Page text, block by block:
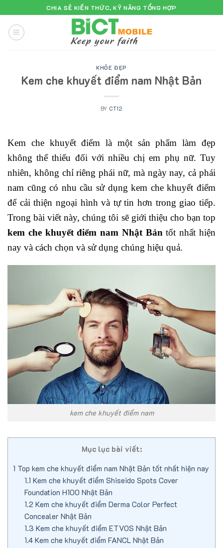
to
content
CHIA SẺ KIẾN THỨC, KỸ NĂNG TỔNG HỢP
KHỎE ĐẸP
Kem che khuyết điểm nam Nhật Bản
BY CT12
Kem che khuyết điểm là một sản phẩm làm đẹp
không thể thiếu đối với nhiều chị em phụ nữ. Tuy
nhiên, không chỉ riêng phái nữ, mà ngày nay, cả phái
nam cũng có nhu cầu sử dụng kem che khuyết điểm
để cải thiện ngoại hình và tự tin hơn trong giao tiếp.
Trong bài viết này, chúng tôi sẽ giới thiệu cho bạn top
kem che khuyết điểm nam Nhật Bản tốt nhất hiện
nay và cách chọn và sử dụng chúng hiệu quả.
kem che khuyết điểm nam
Mục lục bài viết:
1 Top kem che khuyết điểm nam Nhật Bản tốt nhất hiện nay
1.1 Kem che khuyết điểm Shiseido Spots Cover
Foundation H100 Nhật Bản
1.2 Kem che khuyết điểm Derma Color Perfect
Concealer Nhật Bản
1.3 Kem che khuyết điểm ETVOS Nhật Bản
1.4Kem che khuyết điểm FANCL Nhật Bản